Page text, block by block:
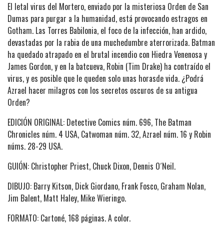
El letal virus del Mortero, enviado por la misteriosa Orden de San
Dumas para purgar a la humanidad, está provocando estragos en
Gotham. Las Torres Babilonia, el foco de la infección, han ardido,
devastadas por la rabia de una muchedumbre aterrorizada. Batman
ha quedado atrapado en el brutal incendio con Hiedra Venenosa y
James Gordon, y en la batcueva, Robin (Tim Drake) ha contraído el
virus, y es posible que le queden solo unas horasde vida. ¿Podrá
Azrael hacer milagros con los secretos oscuros de su antigua
Orden?
EDICIÓN ORIGINAL: Detective Comics núm. 696, The Batman
Chronicles núm. 4 USA, Catwoman núm. 32, Azrael núm. 16 y Robin
núms. 28-29 USA.
GUIÓN: Christopher Priest, Chuck Dixon, Dennis O´Neil.
DIBUJO: Barry Kitson, Dick Giordano, Frank Fosco, Graham Nolan,
Jim Balent, Matt Haley, Mike Wieringo.
FORMATO: Cartoné, 168 páginas. A color.